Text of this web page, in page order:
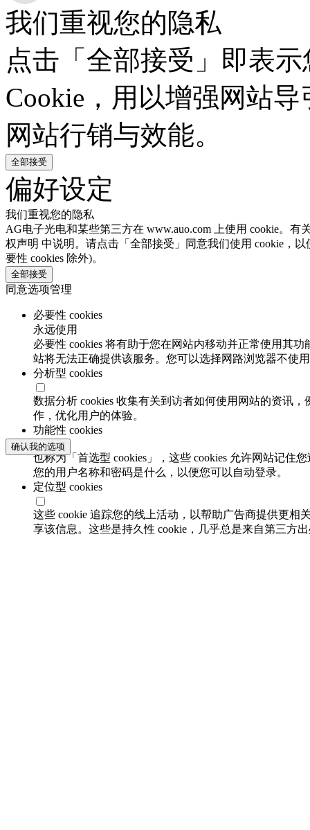
我们重视您的隐私
点击「全部接受」即表
Cookie，用以增强网站
网站行销与效能。
全部接受
偏好设定
我们重视您的隐私
AG电子光电和某些第三方在 www.auo.com 上使用 cookie。
权声明 中说明。请点击「全部接受」同意我们使用 cookie，
要性 cookies 除外)。
全部接受
同意选项管理
必要性 cookies
永远使用
必要性 cookies 将有助于您在网站内移动并正常使用其
站将无法正确提供该服务。您可以选择网路浏览器不使
分析型 cookies
数据分析 cookies 收集有关到访者如何使用网站的资讯
作，优化用户的体验。
功能性 cookies
也称为「首选型 cookies」，这些 cookies 允许网站记
您的用户名称和密码是什么，以便您可以自动登录。
定位型 cookies
这些 cookie 追踪您的线上活动，以帮助广告商提供更相
享该信息。这些是持久性 cookie，几乎总是来自第三方
确认我的选项